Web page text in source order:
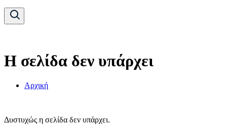
Η σελίδα δεν υπάρχει
Αρχική
Δυστυχώς η σελίδα δεν υπάρχει.